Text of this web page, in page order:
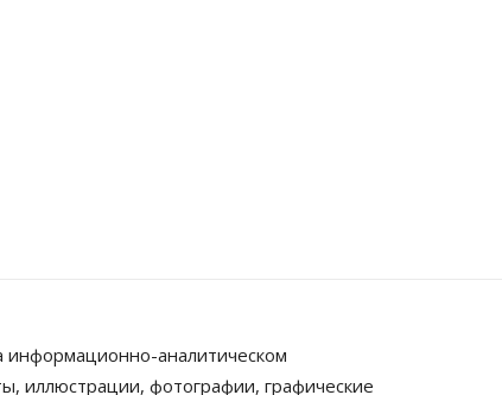
аналитическом
иллюстрации, фотографии, графические